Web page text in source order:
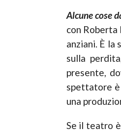
Alcune cose
con Roberta
anziani. È la
sulla
presente,
spettatore
una
Se il teatro